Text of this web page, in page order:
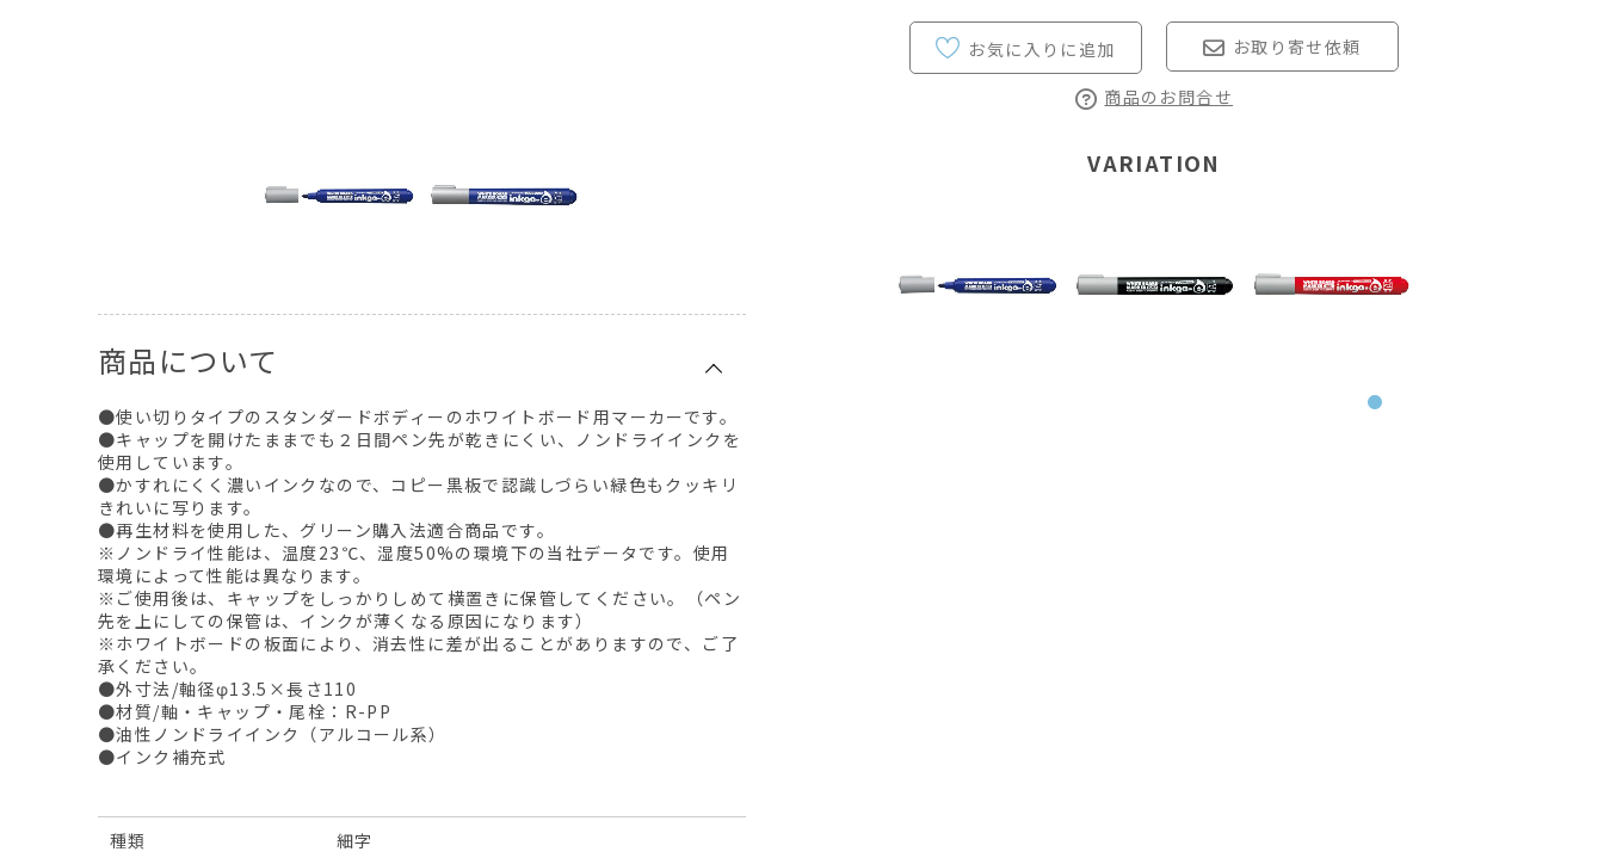
商品について
●使い切りタイプのスタンダードボディーのホワイトボード用マーカーです。
●キャップを開けたままでも２日間ペン先が乾きにくい、ノンドライインクを
使用しています。
●かすれにくく濃いインクなので、コピー黒板で認識しづらい緑色もクッキリ
きれいに写ります。
●再生材料を使用した、グリーン購入法適合商品です。
※ノンドライ性能は、温度23℃、湿度50%の環境下の当社データです。使用
環境によって性能は異なります。
※ご使用後は、キャップをしっかりしめて横置きに保管してください。（ペン
先を上にしての保管は、インクが薄くなる原因になります）
※ホワイトボードの板面により、消去性に差が出ることがありますので、ご了
承ください。
●外寸法/軸径φ13.5×長さ110
●材質/軸・キャップ・尾栓：R-PP
●油性ノンドライインク（アルコール系）
●インク補充式
種類 細字
お取り寄せ依頼
商品のお問合せ
VARIATION